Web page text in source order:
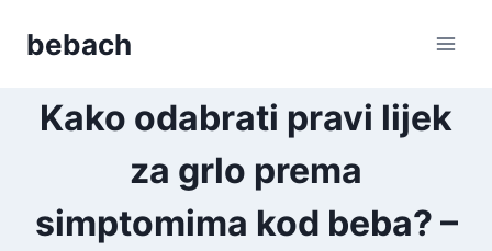
bebach
Kako odabrati pravi lijek
za grlo prema
simptomima kod beba? –